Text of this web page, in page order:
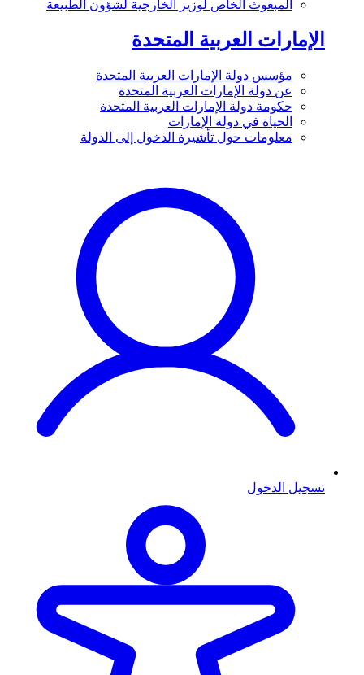
المبعوث الخاص لوزير الخارجية لشؤون الطبيعة
الإمارات العربية المتحدة
مؤسس دولة الإمارات العربية المتحدة
عن دولة الإمارات العربية المتحدة
حكومة دولة الإمارات العربية المتحدة
الحياة في دولة الإمارات
معلومات حول تأشيرة الدخول إلى الدولة
تسجيل الدخول